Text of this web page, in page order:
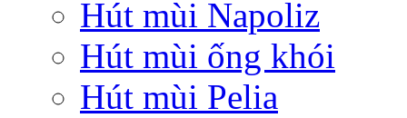
Hút mùi Napoliz
Hút mùi ống khói
Hút mùi Pelia